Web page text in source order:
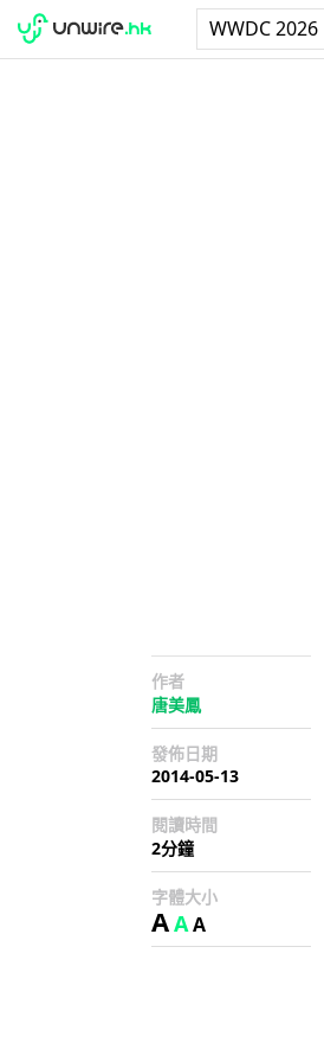
WWDC 2026
作者
唐美鳳
發佈日期
2014-05-13
閱讀時間
2分鐘
字體大小
AAA